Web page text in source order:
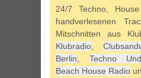
24/7 Techno,
handverlesenen
Mitschnitten aus
Klubradio,
Berlin, Techno
Beach House Radio